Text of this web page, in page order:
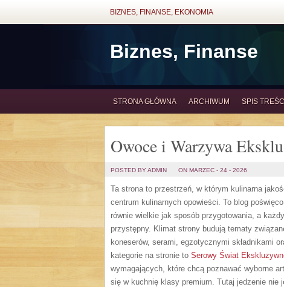
BIZNES, FINANSE, EKONOMIA
Biznes, Finanse
STRONA GŁÓWNA ARCHIWUM SPIS TREŚCI
Owoce i Warzywa
POSTED BY ADMIN ON MARZEC - 24 - 2026
Ta strona to przestrzeń, w którym kulinarna
centrum kulinarnych opowieści. To blog
równie wielkie jak sposób przygotowania, a
przystępny. Klimat strony budują tematy
koneserów, serami, egzotycznymi składnikami
kategorie na stronie to Serowy Świat
wymagających, które chcą poznawać wyborne
się w kuchnię klasy premium. Tutaj jedzenie nie